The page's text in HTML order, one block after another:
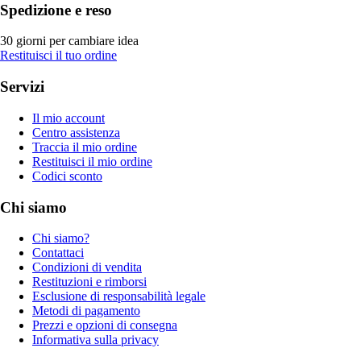
Spedizione e reso
30 giorni per cambiare idea
Restituisci il tuo ordine
Servizi
Il mio account
Centro assistenza
Traccia il mio ordine
Restituisci il mio ordine
Codici sconto
Chi siamo
Chi siamo?
Contattaci
Condizioni di vendita
Restituzioni e rimborsi
Esclusione di responsabilità legale
Metodi di pagamento
Prezzi e opzioni di consegna
Informativa sulla privacy